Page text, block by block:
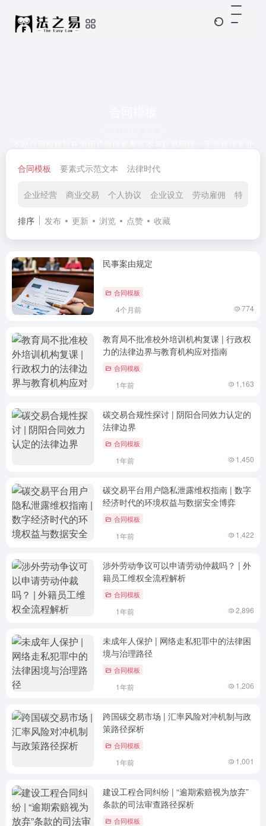
法律后果。本站不对模板的适用性、完整性及使用后果承担任何责
化修订。
合同模板 要素式示范文本 法律时代
企业经营 商业交易 个人协议 企业设立 劳动雇佣 特殊领
排序 发布 更新 浏览 点赞 收藏
民事案由规定
合同模板
4个月前 774
教育局不批准校外培训机构复课 | 行政权
力的法律边界与教育机构应对指南
合同模板
1年前 1,163
碳交易合规性探讨 | 阴阳合同效力认定的
法律边界
合同模板
1年前 1,450
碳交易平台用户隐私泄露维权指南 | 数字
经济时代的环境权益与数据安全博弈
合同模板
1年前 1,422
涉外劳动争议可以申请劳动仲裁吗？ | 外
籍员工维权全流程解析
合同模板
1年前 2,896
未成年人保护 | 网络走私犯罪中的法律困
境与治理路径
合同模板
1年前 1,206
跨国碳交易市场 | 汇率风险对冲机制与政
策路径探析
合同模板
1年前 1,001
建设工程合同纠纷 | “逾期索赔视为放弃”
条款的司法审查路径探析
合同模板